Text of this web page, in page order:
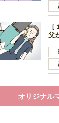
父
オリジナル